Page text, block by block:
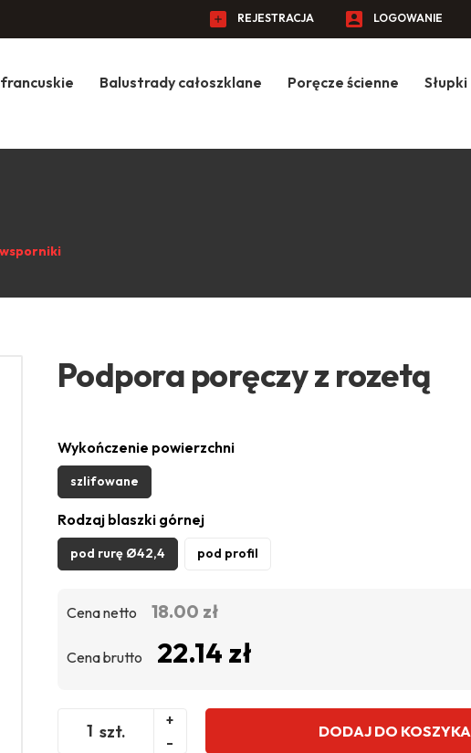
REJESTRACJA LOGOWANIE
Balustrady całoszklane Poręcze ścienne
Słupki
Podpora poręczy z rozetą
Wykończenie powierzchni
szlifowane
Rodzaj blaszki górnej
pod rurę Ø42,4 pod profil
Cena netto 18.00 zł
Cena brutto 22.14 zł
szt.
+
-
DODAJ DO KOSZYKA